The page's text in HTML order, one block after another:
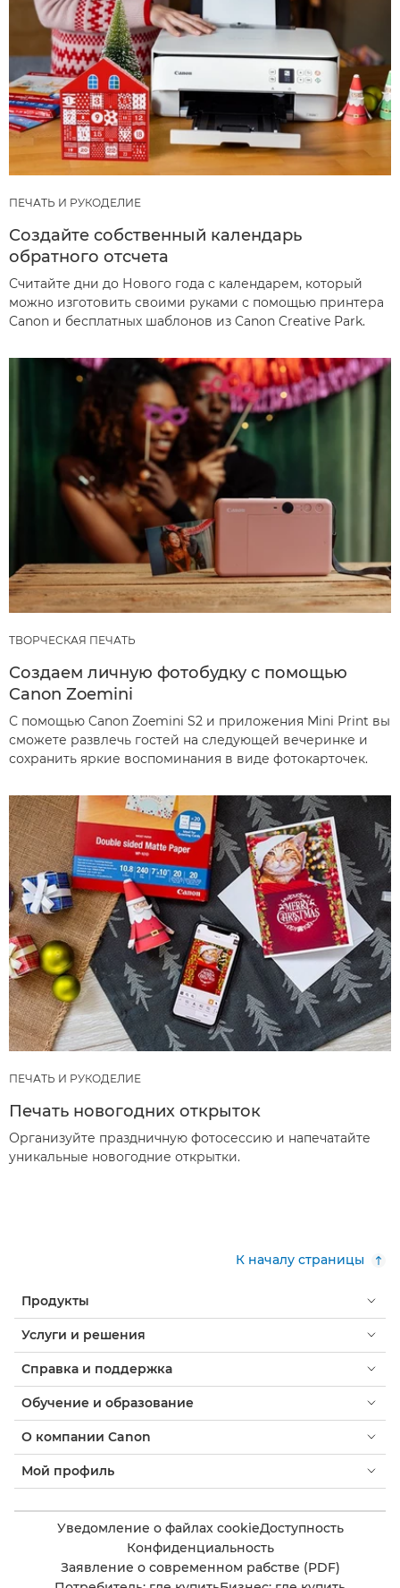
ПЕЧАТЬ И РУКОДЕЛИЕ
Создайте собственный календарь
обратного отсчета
Считайте дни до Нового года с календарем, который
можно изготовить своими руками с помощью принтера
Canon и бесплатных шаблонов из Canon Creative Park.
ТВОРЧЕСКАЯ ПЕЧАТЬ
Создаем личную фотобудку с помощью
Canon Zoemini
С помощью Canon Zoemini S2 и приложения Mini Print вы
сможете развлечь гостей на следующей вечеринке и
сохранить яркие воспоминания в виде фотокарточек.
ПЕЧАТЬ И РУКОДЕЛИЕ
Печать новогодних открыток
Организуйте праздничную фотосессию и напечатайте
уникальные новогодние открытки.
К началу страницы
Продукты
Услуги и решения
Справка и поддержка
Обучение и образование
О компании Canon
Мой профиль
Уведомление о файлах cookieДоступность
Конфиденциальность
Заявление о современном рабстве (PDF)